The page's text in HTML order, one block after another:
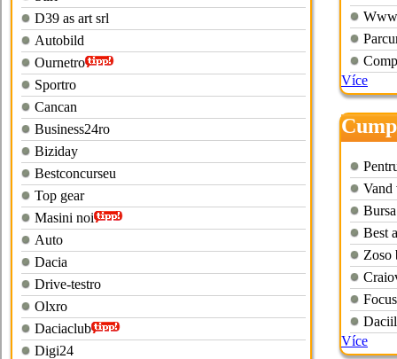
D39 as art srl
Autobild
Ournetro
Sportro
Cancan
Business24ro
Biziday
Bestconcurseu
Top gear
Masini noi
Auto
Dacia
Drive-testro
Olxro
Daciaclub
Digi24
Více
Vand
Best
Zoso
Více